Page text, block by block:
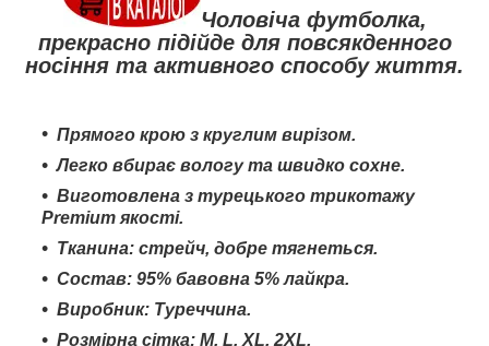
Чоловіча футболка,
прекрасно підійде для повсякденного
носіння та активного способу життя.
Прямого крою з круглим вирізом.
Легко вбирає вологу та швидко сохне.
Виготовлена з турецького трикотажу
Premium якості.
Тканина: стрейч, добре тягнеться.
Состав: 95% бавовна 5% лайкра.
Виробник: Туреччина.
Розмірна сітка: M, L,XL,2XL.